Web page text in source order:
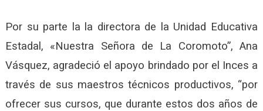
Por su parte la la directora de la Unidad Educativa
Estadal, «Nuestra Señora de La Coromoto”, Ana
Vásquez, agradeció el apoyo brindado por el Inces a
través de sus maestros técnicos productivos, “por
ofrecer sus cursos, que durante estos dos años de